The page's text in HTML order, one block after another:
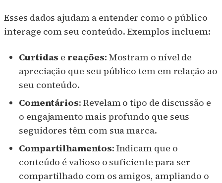
Esses dados ajudam a entender como o público
interage com seu conteúdo. Exemplos incluem:
Curtidas e reações: Mostram o nível de
apreciação que seu público tem em relação ao
seu conteúdo.
Comentários: Revelam o tipo de discussão e
o engajamento mais profundo que seus
seguidores têm com sua marca.
Compartilhamentos: Indicam que o
conteúdo é valioso o suficiente para ser
compartilhado com os amigos, ampliando o